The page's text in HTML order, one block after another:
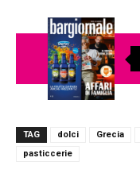
TAG dolci Grecia
pasticcerie